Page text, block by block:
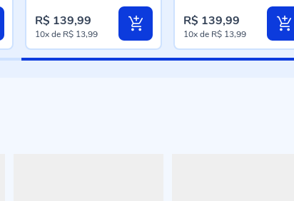
R$ 139,99
10xde R$ 13,99
R$ 139,99
10xde R$ 13,99